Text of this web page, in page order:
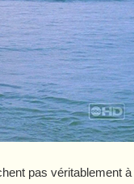
pas véritablement